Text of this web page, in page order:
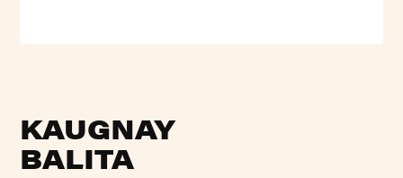
KAUGNAY
BALITA